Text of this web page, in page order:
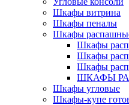
Шкафы витрина
Шкафы пеналы
Шкафы
Шкафы
Шкафы
Шкафы
ШКАФЫ
Шкафы угловые
Шкафы-купе